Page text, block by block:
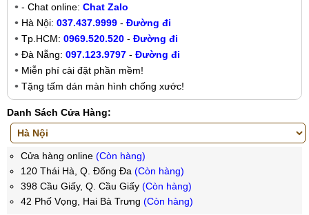
- Chat online: Chat Zalo
Hà Nội: 037.437.9999 - Đường đi
Tp.HCM: 0969.520.520 - Đường đi
Đà Nẵng: 097.123.9797 - Đường đi
Miễn phí cài đặt phần mềm!
Tặng tấm dán màn hình chống xước!
Danh Sách Cửa Hàng:
Cửa hàng online (Còn hàng)
120 Thái Hà, Q. Đống Đa (Còn hàng)
398 Cầu Giấy, Q. Cầu Giấy (Còn hàng)
42 Phố Vọng, Hai Bà Trưng (Còn hàng)